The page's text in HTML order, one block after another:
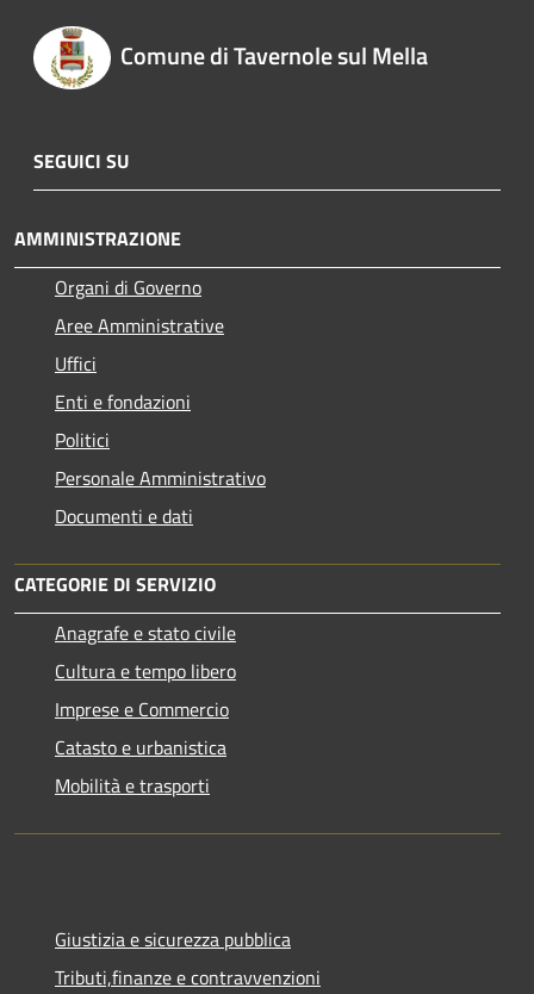
Comune di Tavernole sul Mella
SEGUICI SU
AMMINISTRAZIONE
Organi di Governo
Aree Amministrative
Uffici
Enti e fondazioni
Politici
Personale Amministrativo
Documenti e dati
CATEGORIE DI SERVIZIO
Anagrafe e stato civile
Cultura e tempo libero
Imprese e Commercio
Catasto e urbanistica
Mobilità e trasporti
Giustizia e sicurezza pubblica
Tributi,finanze e contravvenzioni